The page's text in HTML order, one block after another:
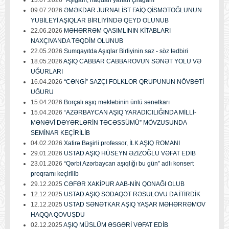
09.07.2026 ƏMƏKDAR JURNALİST FAİQ QİSMƏTOĞLUNUN
YUBİLEYİ AŞIQLAR BİRLİYİNDƏ QEYD OLUNUB
22.06.2026 MƏHƏRRƏM QASIMLININ KİTABLARI
NAXÇIVANDA TƏQDİM OLUNUB
22.05.2026 Sumqayıtda Aşıqlar Birliyinin saz - söz tədbiri
18.05.2026 AŞIQ CABBAR CABBAROVUN SƏNƏT YOLU VƏ
UĞURLARI
16.04.2026 “CƏNGİ” SAZÇI FOLKLOR QRUPUNUN NÖVBƏTİ
UĞURU
15.04.2026 Borçalı aşıq məktəbinin ünlü sənətkarı
15.04.2026 “AZƏRBAYCAN AŞIQ YARADICILIĞINDA MİLLİ-
MƏNƏVİ DƏYƏRLƏRİN TƏCƏSSÜMÜ” MÖVZUSUNDA
SEMİNAR KEÇİRİLİB
04.02.2026 Xatirə Bəşirli professor, İLK AŞIQ ROMANI
29.01.2026 USTAD AŞIQ HÜSEYN ƏZİZOĞLU VƏFAT EDİB
23.01.2026 “Qərbi Azərbaycan aşıqlığı bu gün” adlı konsert
proqramı keçirilib
29.12.2025 CƏFƏR XAKİPUR AAB-NİN QONAĞI OLUB
12.12.2025 USTAD AŞIQ SƏDAQƏT RƏSULOVU DA İTİRDİK
12.12.2025 USTAD SƏNƏTKAR AŞIQ YAŞAR MƏHƏRRƏMOV
HAQQA QOVUŞDU
02.12.2025 AŞIQ MÜSLÜM ƏSGƏRİ VƏFAT EDİB